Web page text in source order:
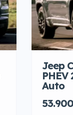
Jeep
Auto